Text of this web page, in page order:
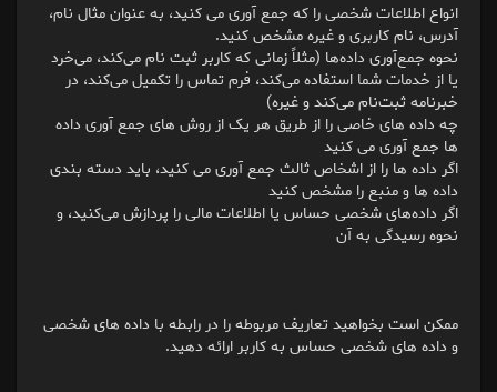
انواع اطلاعات شخصی را که جمع آوری می کنید، به عنوان مثال نام،
آدرس، نام کاربری و غیره مشخص کنید.
نحوه جمع‌آوری داده‌ها (مثلاً زمانی که کاربر ثبت نام می‌کند، می‌خرد
یا از خدمات شما استفاده می‌کند، فرم تماس را تکمیل می‌کند، در
خبرنامه ثبت‌نام می‌کند و غیره)
چه داده های خاصی را از طریق هر یک از روش های جمع آوری داده
ها جمع آوری می کنید
اگر داده ها را از اشخاص ثالث جمع آوری می کنید، باید دسته بندی
داده ها و منبع را مشخص کنید
اگر داده‌های شخصی حساس یا اطلاعات مالی را پردازش می‌کنید، و
نحوه رسیدگی به آن
ممکن است بخواهید تعاریف مربوطه را در رابطه با داده های شخصی
و داده های شخصی حساس به کاربر ارائه دهید.